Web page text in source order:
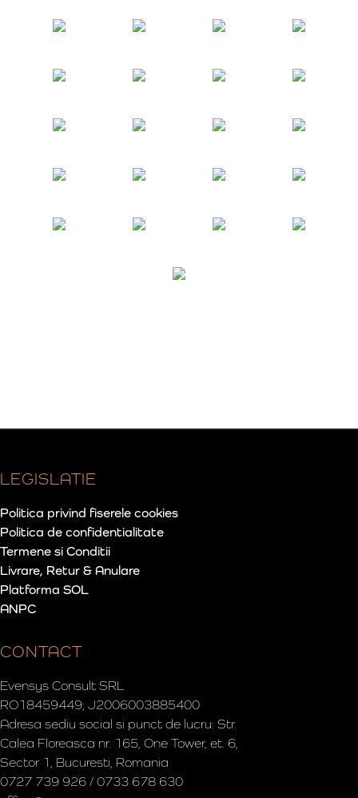
LEGISLATIE
Politica privind fiserele cookies
Politica de confidentialitate
Termene si Conditii
Livrare, Retur & Anulare
Platforma SOL
ANPC
CONTACT
Evensys Consult SRL
RO18459449; J2006003885400
Adresa sediu social si punct de lucru: Str.
Calea Floreasca nr. 165, One Tower, et. 6,
Sector 1, Bucuresti, Romania
0727 739 926 / 0733 678 630